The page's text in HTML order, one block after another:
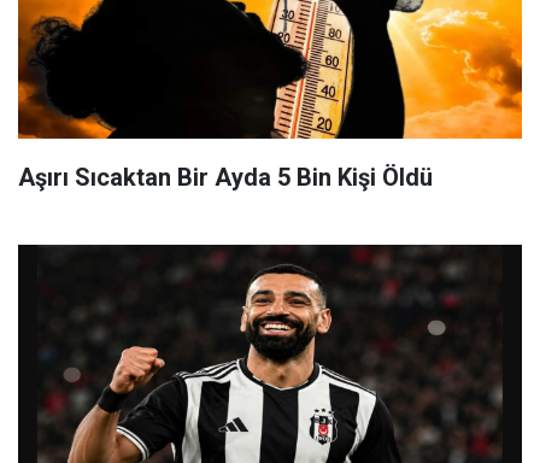
Aşırı Sıcaktan Bir Ayda 5 Bin Kişi Öldü